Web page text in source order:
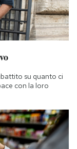
su quanto ci
con la loro